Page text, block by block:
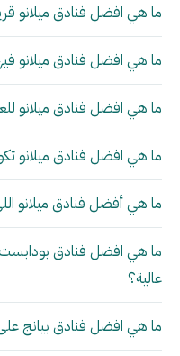
ما هي افضل فنادق ميلانو
ما هي افضل فنادق ميلانو
ما هي افضل فنادق ميلانو
ما هي افضل فنادق ميلانو
ما هي أفضل فنادق ميلانو
ما هي افضل فنادق بودابست
عالية؟
ما هي افضل فنادق بيانج